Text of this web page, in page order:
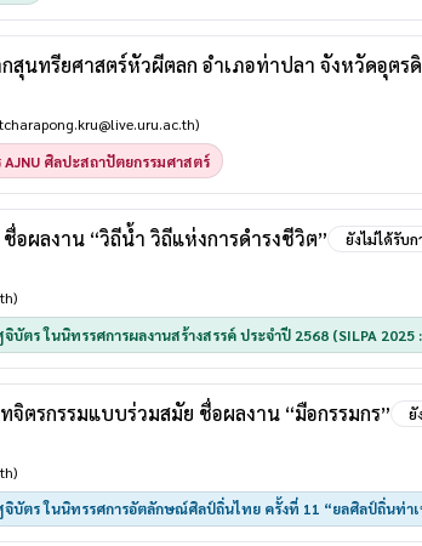
ทรียศาสตร์หัวผีตลก อำเภอท่าปลา จังหวัดอุตร
AJNU ศิลปะสถาปัตยกรรมศาสตร์
อผลงาน “วิถีน้ำ วิถีแห่งการดำรงชีวิต” ยังไม่ได้รับ
ตร ในนิทรรศการผลงานสร้างสรรค์ ประจำปี 2568 (SILPA
จิตรกรรมแบบร่วมสมัย ชื่อผลงาน “มือกรรมกร” ยั
บัตร ในนิทรรศการอัตลักษณ์ศิลป์ถิ่นไทย ครั้งที่ 11 “ยลศิลป์ถิ่นท่าเ